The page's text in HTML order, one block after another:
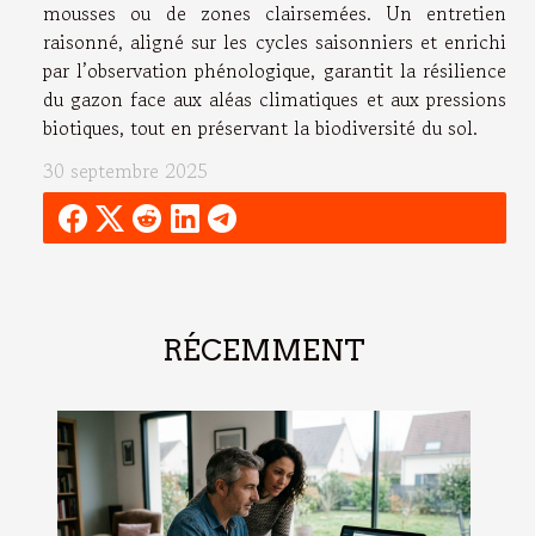
RÉCEMMENT
mousses ou de zones clairsemées. Un entretien
raisonné, aligné sur les cycles saisonniers et enrichi
par l’observation phénologique, garantit la résilience
du gazon face aux aléas climatiques et aux pressions
biotiques, tout en préservant la biodiversité du sol.
30 septembre 2025